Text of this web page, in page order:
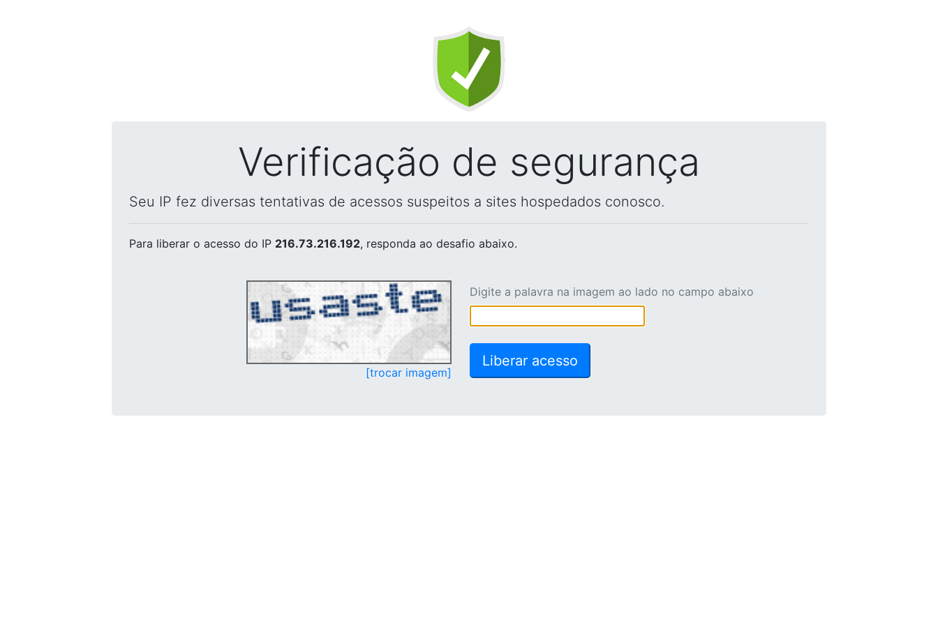
Verificação de segurança
Seu IP fez diversas tentativas de acessos suspeitos a sites hospedados conosco.
Para liberar o acesso do IP 216.73.216.192, responda ao desafio abaixo.
[trocar imagem]
Digite a palavra na imagem ao lado no campo abaixo